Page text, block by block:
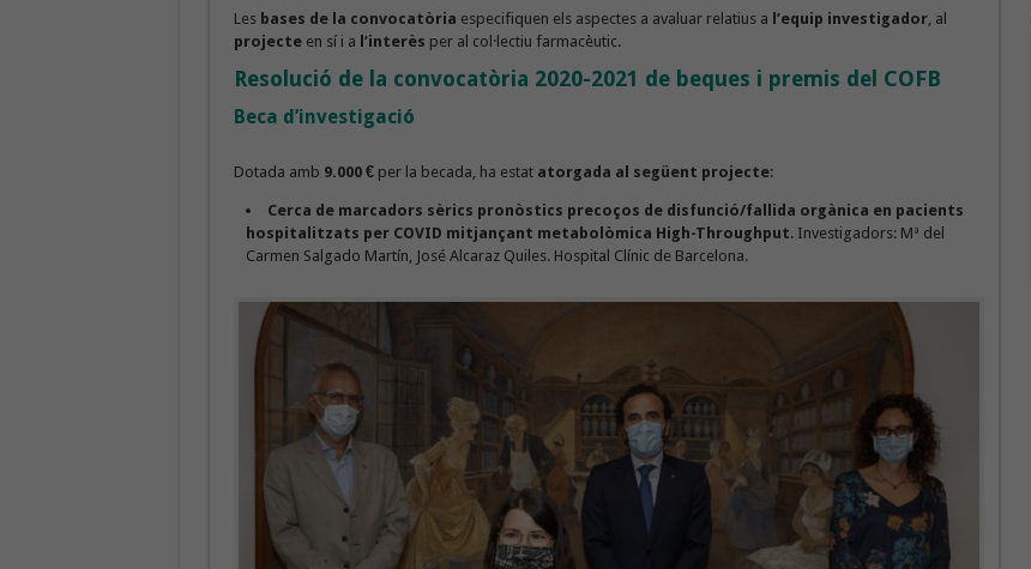
Les bases de la convocatòria especifiquen els aspectes a avaluar relatius a l’equip investigador, al
projecteen sí i a l’interès per al col·lectiu farmacèutic.
Resolució de la convocatòria 2020-2021 de beques i premis del COFB
Beca d’investigació
Dotada amb 9.000 €per la becada, ha estat atorgada al següent projecte:
Cerca de marcadors sèrics pronòstics precoços de disfunció/fallida orgànica en pacients
hospitalitzats per COVID mitjançant metabolòmica High-Throughput. Investigadors: Mª del
Carmen Salgado Martín, José Alcaraz Quiles. Hospital Clínic de Barcelona.